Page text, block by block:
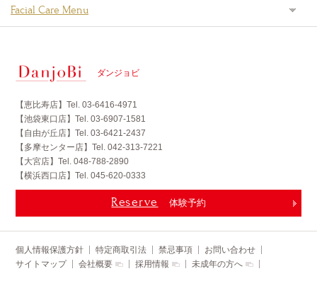
Facial Care Menu
ダンジョビ
【恵比寿店】Tel. 03-6416-4971
【池袋東口店】Tel. 03-6907-1581
【自由が丘店】Tel. 03-6421-2437
【多摩センター店】Tel. 042-313-7221
【大宮店】Tel. 048-788-2890
【横浜西口店】Tel. 045-620-0333
Reserve 体験予約
個人情報保護方針 特定商取引法 禁忌事項
お問い合わせ
サイトマップ
会社概要 採用情報 未成年の方へ